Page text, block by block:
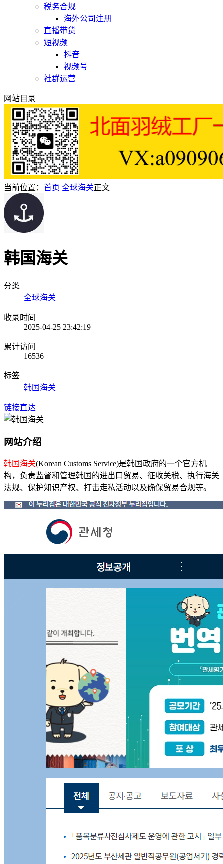
税务合规
海外公司注册
直播带货
短视频
抖音
视频号
社群运营
网站目录
当前位置： 首页 全球海关正文
韩国海关
分类
全球海关
收录时间
2025-04-25 23:42:19
累计访问
16536
标签
韩国海关
链接直达
网站介绍
韩国海关(Korean Customs Service)是韩国政府的一个官方机
构，负责监督和管理韩国的进出口贸易、征收关税、执行海关
法规、保护知识产权、打击走私活动以及确保贸易合规等。